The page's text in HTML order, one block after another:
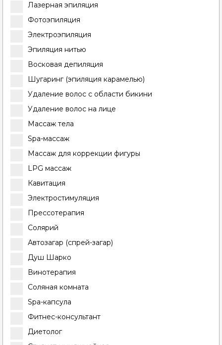
Лазерная эпиляция
Фотоэпиляция
Электроэпиляция
Эпиляция нитью
Восковая депиляция
Шугаринг (эпиляция карамелью)
Удаление волос с области бикини
Удаление волос на лице
Массаж тела
Spa-массаж
Массаж для коррекции фигуры
LPG массаж
Кавитация
Электростимуляция
Прессотерапия
Солярий
Автозагар (спрей-загар)
Душ Шарко
Винотерапия
Соляная комната
Spa-капсула
Фитнес-консультант
Диетолог